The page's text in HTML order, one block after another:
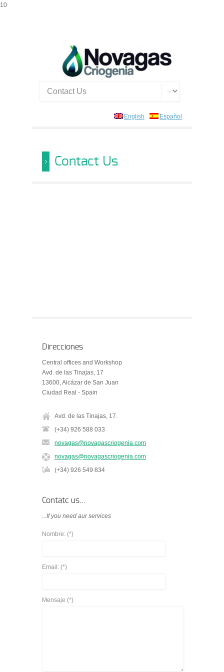
10
Español
English
Contact Us
Direcciones
Central offices and Workshop
Avd. de las Tinajas, 17
13600, Alcázar de San Juan
Ciudad Real - Spain
Avd. de las Tinajas, 17.
(+34) 926 588 033
novagas@novagascriogenia.com
novagas@novagascriogenia.com
(+34) 926 549 834
Contatc us...
...If you need aur services
Nombre: (*)
Email: (*)
Mensaje (*)